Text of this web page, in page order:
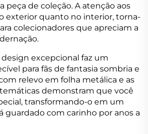
peça de coleção. A atenção aos
exterior quanto no interior, torna-
colecionadores que apreciam a
excepcional faz um
para fãs de fantasia sombria e
relevo em folha metálica e as
demonstram que você
transformando-o em um
guardado com carinho por anos a